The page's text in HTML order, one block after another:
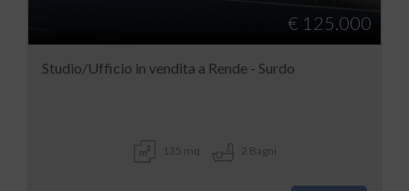
€ 125.000
Studio/Ufficio in vendita a Rende - Surdo
135 mq 2 Bagni